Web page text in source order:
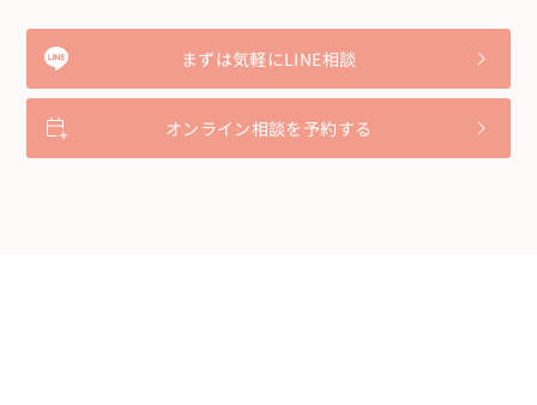
まずは気軽にLINE相談
オンライン相談を予約する